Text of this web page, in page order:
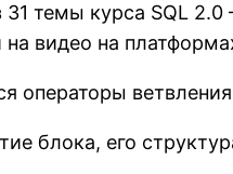
31 темы курса SQL
видео на
операторы
блока, его